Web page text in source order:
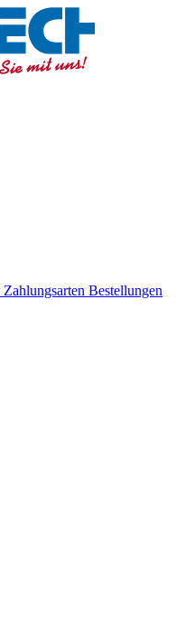
Zahlungsarten Bestellungen